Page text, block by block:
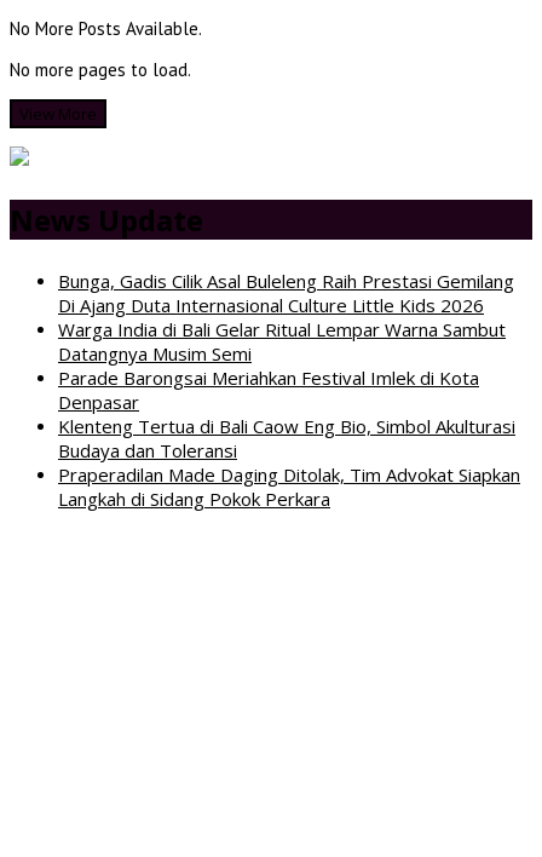
No More Posts Available.
No more pages to load.
View More
News Update
Bunga, Gadis Cilik Asal Buleleng Raih Prestasi Gemilang
Di Ajang Duta Internasional Culture Little Kids 2026
Warga India di Bali Gelar Ritual Lempar Warna Sambut
Datangnya Musim Semi
Parade Barongsai Meriahkan Festival Imlek di Kota
Denpasar
Klenteng Tertua di Bali Caow Eng Bio, Simbol Akulturasi
Budaya dan Toleransi
Praperadilan Made Daging Ditolak, Tim Advokat Siapkan
Langkah di Sidang Pokok Perkara